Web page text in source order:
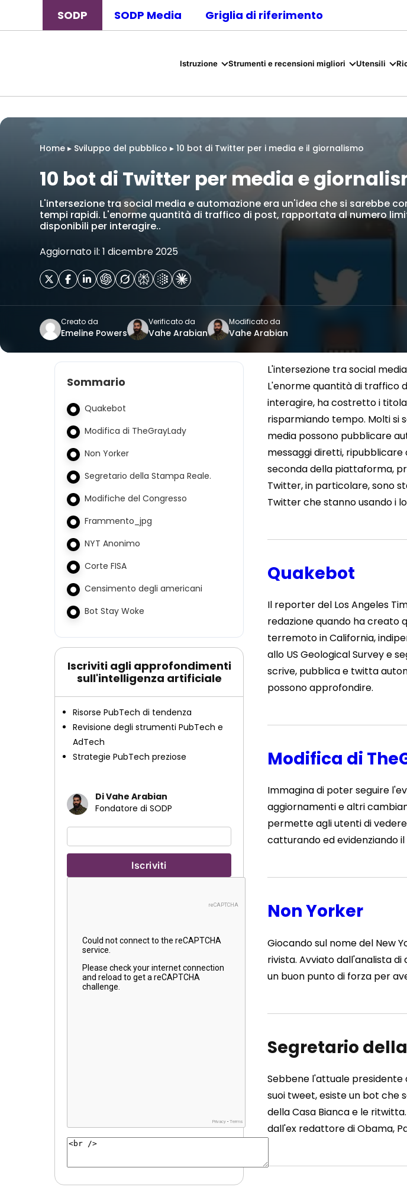
SODP SODP Media Griglia di riferimento
Istruzione Strumenti e recensioni migliori Utensili
Home ▸ Sviluppo del pubblico ▸ 10 bot di Twitter per i media e il giornalismo
10 bot di Twitter per media e
L'intersezione tra social media e automazione era un'idea che si sarebbe
tempi rapidi. L'enorme quantità di traffico di post, rapportata al numero
disponibili per interagire..
Aggiornato il: 1 dicembre 2025
Creato da
Emeline Powers
Verificato da
Vahe Arabian
Modificato da
Vahe Arabian
Sommario
Quakebot
Modifica di TheGrayLady
Non Yorker
Segretario della Stampa Reale.
Modifiche del Congresso
Frammento_jpg
NYT Anonimo
Corte FISA
Censimento degli americani
Bot Stay Woke
Iscriviti agli approfondimenti
sull'intelligenza artificiale
Risorse PubTech di tendenza
Revisione degli strumenti PubTech e
AdTech
Strategie PubTech preziose
Di Vahe Arabian
Fondatore di SODP
L'intersezione tra social
L'enorme quantità di traffico
interagire, ha costretto i
risparmiando tempo. Molti si
media possono pubblicare
messaggi diretti, ripubblicare
seconda della piattaforma,
Twitter, in particolare, sono
Twitter che stanno usando i
Quakebot
Il reporter del Los Angeles
redazione quando ha creato
terremoto in California,
allo US Geological Survey e
scrive, pubblica e twitta
possono approfondire.
Modifica di
Immagina di poter seguire
aggiornamenti e altri
permette agli utenti di
catturando ed evidenziando
Non Yorker
Giocando sul nome del New
rivista. Avviato dall'analista di
un buon punto di forza per
Segretario
Sebbene l'attuale presidente
suoi tweet, esiste un bot che
della Casa Bianca e le
dall'ex redattore di Obama,